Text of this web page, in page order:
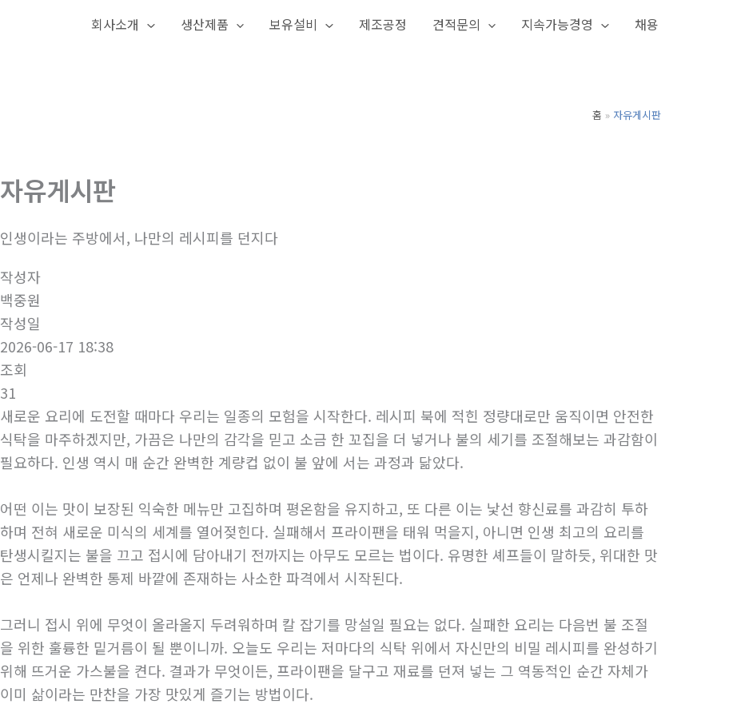
회사소개 생산제품 보유설비 제조공정 견적문의 지속가능경영 채용
홈 자유게시판
자유게시판
인생이라는 주방에서, 나만의 레시피를 던지다
작성자
백중원
작성일
2026-06-17 18:38
조회
31
새로운 요리에 도전할 때마다 우리는 일종의 모험을 시작한다. 레시피 북에 적힌 정량대로만 움직이면 안전한
식탁을 마주하겠지만, 가끔은 나만의 감각을 믿고 소금 한 꼬집을 더 넣거나 불의 세기를 조절해보는 과감함이
필요하다. 인생 역시 매 순간 완벽한 계량컵 없이 불 앞에 서는 과정과 닮았다.
어떤 이는 맛이 보장된 익숙한 메뉴만 고집하며 평온함을 유지하고, 또 다른 이는 낯선 향신료를 과감히 투하
하며 전혀 새로운 미식의 세계를 열어젖힌다. 실패해서 프라이팬을 태워 먹을지, 아니면 인생 최고의 요리를
탄생시킬지는 불을 끄고 접시에 담아내기 전까지는 아무도 모르는 법이다. 유명한 셰프들이 말하듯, 위대한 맛
은 언제나 완벽한 통제 바깥에 존재하는 사소한 파격에서 시작된다.
그러니 접시 위에 무엇이 올라올지 두려워하며 칼 잡기를 망설일 필요는 없다. 실패한 요리는 다음번 불 조절
을 위한 훌륭한 밑거름이 될 뿐이니까. 오늘도 우리는 저마다의 식탁 위에서 자신만의 비밀 레시피를 완성하기
위해 뜨거운 가스불을 켠다. 결과가 무엇이든, 프라이팬을 달구고 재료를 던져 넣는 그 역동적인 순간 자체가
이미 삶이라는 만찬을 가장 맛있게 즐기는 방법이다.